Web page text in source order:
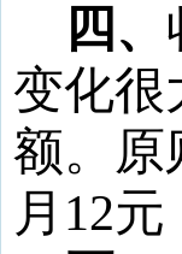
四、
变化很
额。原
月 12元